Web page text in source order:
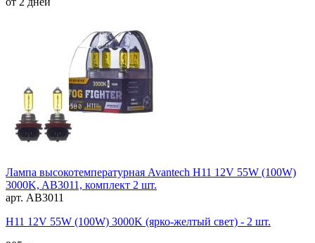
Лампа высокотемпературная Avantech H11 12V 55W (100W)
3000K, AB3011, комплект 2 шт.
арт. AB3011
H11 12V 55W (100W) 3000K (ярко-желтый свет) - 2 шт.